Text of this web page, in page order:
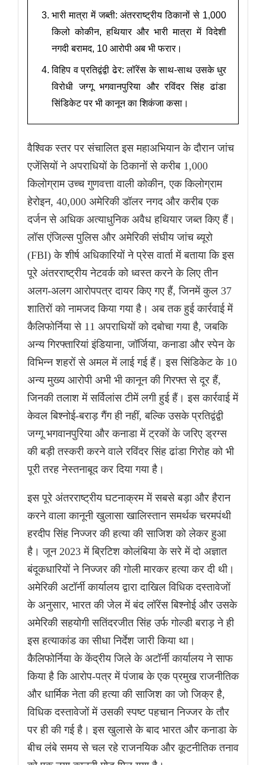
भारी मात्रा में जब्ती: अंतरराष्ट्रीय ठिकानों से 1,000
किलो कोकीन, हथियार और भारी मात्रा में विदेशी
नगदी बरामद, 10 आरोपी अब भी फरार।
विहिप व प्रतिद्वंद्वी ढेर: लॉरेंस के साथ-साथ उसके धुर
विरोधी जग्गू भगवानपुरिया और रविंदर सिंह ढांडा
सिंडिकेट पर भी कानून का शिकंजा कसा।
वैश्विक स्तर पर संचालित इस महाअभियान के दौरान जांच
एजेंसियों ने अपराधियों के ठिकानों से करीब 1,000
किलोग्राम उच्च गुणवत्ता वाली कोकीन, एक किलोग्राम
हेरोइन, 40,000 अमेरिकी डॉलर नगद और करीब एक
दर्जन से अधिक अत्याधुनिक अवैध हथियार जब्त किए हैं।
लॉस एंजिल्स पुलिस और अमेरिकी संघीय जांच ब्यूरो
(FBI) के शीर्ष अधिकारियों ने प्रेस वार्ता में बताया कि इस
पूरे अंतरराष्ट्रीय नेटवर्क को ध्वस्त करने के लिए तीन
अलग-अलग आरोपपत्र दायर किए गए हैं, जिनमें कुल 37
शातिरों को नामजद किया गया है। अब तक हुई कार्रवाई में
कैलिफोर्निया से 11 अपराधियों को दबोचा गया है, जबकि
अन्य गिरफ्तारियां इंडियाना, जॉर्जिया, कनाडा और स्पेन के
विभिन्न शहरों से अमल में लाई गई हैं। इस सिंडिकेट के 10
अन्य मुख्य आरोपी अभी भी कानून की गिरफ्त से दूर हैं,
जिनकी तलाश में सर्विलांस टीमें लगी हुई हैं। इस कार्रवाई में
केवल बिश्नोई-बराड़ गैंग ही नहीं, बल्कि उसके प्रतिद्वंद्वी
जग्गू भगवानपुरिया और कनाडा में ट्रकों के जरिए ड्रग्स
की बड़ी तस्करी करने वाले रविंदर सिंह ढांडा गिरोह को भी
पूरी तरह नेस्तनाबूद कर दिया गया है।
इस पूरे अंतरराष्ट्रीय घटनाक्रम में सबसे बड़ा और हैरान
करने वाला कानूनी खुलासा खालिस्तान समर्थक चरमपंथी
हरदीप सिंह निज्जर की हत्या की साजिश को लेकर हुआ
है। जून 2023 में ब्रिटिश कोलंबिया के सरे में दो अज्ञात
बंदूकधारियों ने निज्जर की गोली मारकर हत्या कर दी थी।
अमेरिकी अटॉर्नी कार्यालय द्वारा दाखिल विधिक दस्तावेजों
के अनुसार, भारत की जेल में बंद लॉरेंस बिश्नोई और उसके
अमेरिकी सहयोगी सतिंदरजीत सिंह उर्फ गोल्डी बराड़ ने ही
इस हत्याकांड का सीधा निर्देश जारी किया था।
कैलिफोर्निया के केंद्रीय जिले के अटॉर्नी कार्यालय ने साफ
किया है कि आरोप-पत्र में पंजाब के एक प्रमुख राजनीतिक
और धार्मिक नेता की हत्या की साजिश का जो जिक्र है,
विधिक दस्तावेजों में उसकी स्पष्ट पहचान निज्जर के तौर
पर ही की गई है। इस खुलासे के बाद भारत और कनाडा के
बीच लंबे समय से चल रहे राजनयिक और कूटनीतिक तनाव